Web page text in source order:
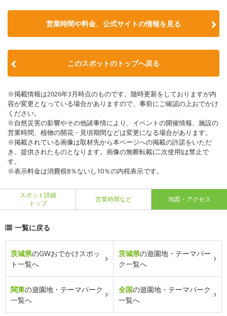
営業時間や料金、公式サイトの情報を見る
このスポットのトップへ戻る
※掲載情報は2026年3月時点のものです。随時更新をしておりますが内
容が変更となっている場合がありますので、事前にご確認の上おでかけ
ください。
※自然災害の影響やその他諸事情により、イベントの開催情報、施設の
営業時間、植物の開花・見頃期間などは変更になる場合があります。
※掲載されている画像は取材先から本ページへの掲載の許諾をいただ
き、提供されたものとなります。画像の無断転載(二次使用)は禁止で
す。
※表示料金は消費税8％ないし10％の内税表示です。
スポット詳細
トップ
営業時間など 地図・アクセス
一覧に戻る
茨城県のGWおでかけスポッ
ト一覧へ
茨城県の遊園地・テーマパー
ク一覧へ
関東の遊園地・テーマパーク
一覧へ
全国の遊園地・テーマパーク
一覧へ